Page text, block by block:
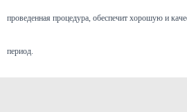
проведенная процедура, обеспечит хорошую и
период.